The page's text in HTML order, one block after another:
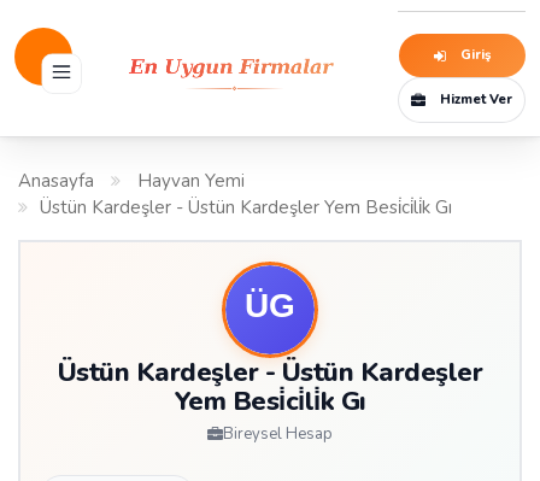
Giriş
Hizmet Ver
Anasayfa
Hayvan Yemi
Üstün Kardeşler - Üstün Kardeşler Yem Besi̇ci̇li̇k Gı
Üstün Kardeşler - Üstün Kardeşler
Yem Besi̇ci̇li̇k Gı
Bireysel Hesap